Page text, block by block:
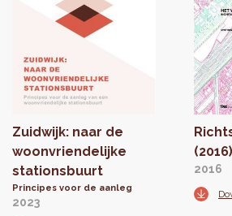
Zuidwijk: naar de
woonvriendelijke
stationsbuurt
Principes voor de aanleg
2023
(2016)
2016